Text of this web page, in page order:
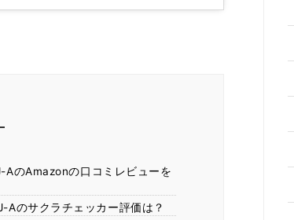
のAmazonの口コミレビューを
のサクラチェッカー評価は？